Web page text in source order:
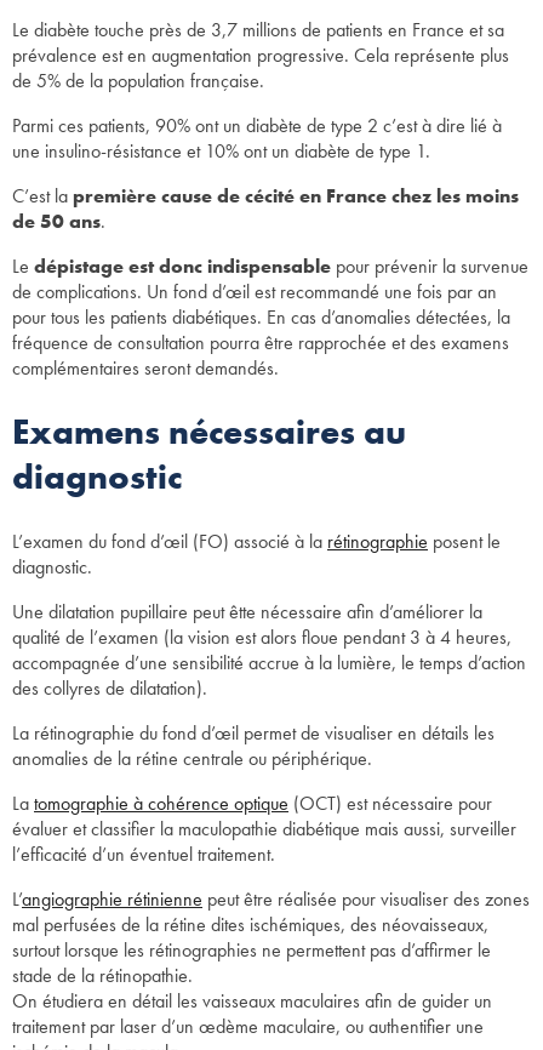
Le diabète touche près de 3,7 millions de patients en France et sa
prévalence est en augmentation progressive. Cela représente plus
de 5% de la population française.
Parmi ces patients, 90% ont un diabète de type 2 c’est à dire lié à
une insulino-résistance et 10% ont un diabète de type 1.
C’est lapremière cause de cécité en France chez les moins
de 50 ans.
Le dépistage est donc indispensable pour prévenir la survenue
de complications. Un fond d’œil est recommandé une fois par an
pour tous les patients diabétiques. En cas d’anomalies détectées, la
fréquence de consultation pourra être rapprochée et des examens
complémentaires seront demandés.
Examens nécessaires au
diagnostic
L’examen du fond d’œil (FO) associé à la rétinographie posent le
diagnostic.
Une dilatation pupillaire peut êtte nécessaire afin d’améliorer la
qualité de l’examen (la vision est alors floue pendant 3 à 4 heures,
accompagnée d’une sensibilité accrue à la lumière, le temps d’action
des collyres de dilatation).
La rétinographie du fond d’œil permet de visualiser en détails les
anomalies de la rétine centrale ou périphérique.
Latomographie à cohérence optique (OCT) est nécessaire pour
évaluer et classifier la maculopathie diabétique mais aussi, surveiller
l’efficacité d’un éventuel traitement.
L’angiographie rétinienne peut être réalisée pour visualiser des zones
mal perfusées de la rétine dites ischémiques, des néovaisseaux,
surtout lorsque les rétinographies ne permettent pas d’affirmer le
stade de la rétinopathie.
On étudiera en détail les vaisseaux maculaires afin de guider un
traitement par laser d’un œdème maculaire, ou authentifier une